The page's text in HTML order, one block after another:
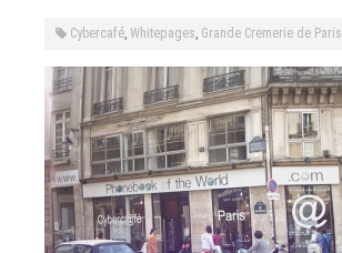
Cybercafé, Whitepages, Grande Cremerie de Paris